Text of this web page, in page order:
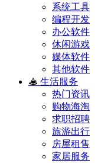
系统工具
编程开发
办公软件
休闲游戏
媒体软件
其他软件
生活服务
热门资讯
购物海淘
求职招聘
旅游出行
房屋租售
家居服务